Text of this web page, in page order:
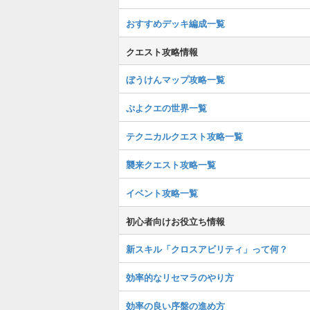
おすすめデッキ編成一覧
クエスト攻略情報
ぼうけんマップ攻略一覧
ぷよクエの世界一覧
テクニカルクエスト攻略一覧
襲来クエスト攻略一覧
イベント攻略一覧
初心者向けお役立ち情報
新スキル「クロスアビリティ」って何？
効率的なリセマラのやり方
効率の良い序盤の進め方